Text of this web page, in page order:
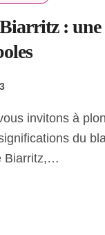
:
du
Biarritz,…